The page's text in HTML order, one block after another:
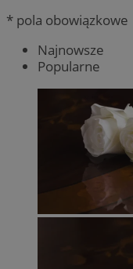
* pola obowiązkowe
Najnowsze
Popularne